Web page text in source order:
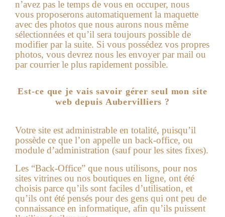
n’avez pas le temps de vous en occuper, nous
vous proposerons automatiquement la maquette
avec des photos que nous aurons nous même
sélectionnées et qu’il sera toujours possible de
modifier par la suite. Si vous possédez vos propres
photos, vous devrez nous les envoyer par mail ou
par courrier le plus rapidement possible.
Est-ce que je vais savoir gérer seul mon site
web depuis Aubervilliers ?
Votre site est administrable en totalité, puisqu’il
possède ce que l’on appelle un back-office, ou
module d’administration (sauf pour les sites fixes).
Les “Back-Office” que nous utilisons, pour nos
sites vitrines ou nos boutiques en ligne, ont été
choisis parce qu’ils sont faciles d’utilisation, et
qu’ils ont été pensés pour des gens qui ont peu de
connaissance en informatique, afin qu’ils puissent